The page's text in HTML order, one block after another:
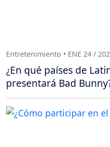
Entretenimiento • ENE 24 /
¿En qué países de
presentará Bad